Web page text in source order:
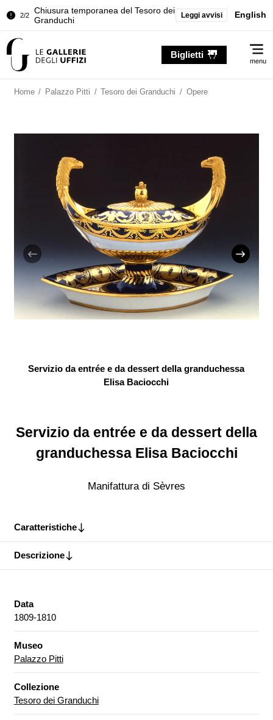
2/2
Chiusura temporanea del Tesoro dei
Granduchi
della Sala dell'Iliade
Granduchi
Leggi avvisi English
Biglietti
menu
Home / Palazzo Pitti / Tesoro dei Granduchi / Opere
Servizio da entrée e da dessert della granduchessa
Elisa Baciocchi
Servizio da entrée e da dessert della
granduchessa Elisa Baciocchi
Manifattura di Sèvres
Caratteristiche
Descrizione
Data
1809-1810
Museo
Palazzo Pitti
Collezione
Tesoro dei Granduchi